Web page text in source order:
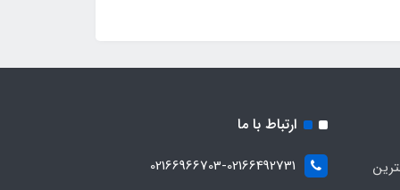
ارتباط با ما
02166966703-02166492731